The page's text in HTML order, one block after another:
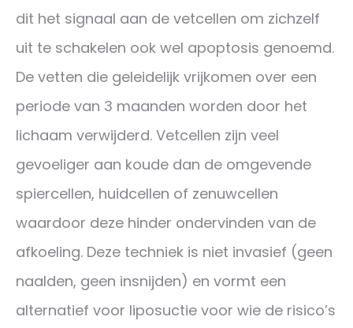
dit het signaal aan de vetcellen om zichzelf
uit te schakelen ook wel apoptosis genoemd.
De vetten die geleidelijk vrijkomen over een
periode van 3 maanden worden door het
lichaam verwijderd. Vetcellen zijn veel
gevoeliger aan koude dan de omgevende
spiercellen, huidcellen of zenuwcellen
waardoor deze hinder ondervinden van de
afkoeling. Deze techniek is niet invasief (geen
naalden, geen insnijden) en vormt een
alternatief voor liposuctie voor wie de risico’s